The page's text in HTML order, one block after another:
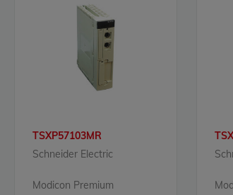
TSXP57103MR
Schneider Electric
Modicon Premium